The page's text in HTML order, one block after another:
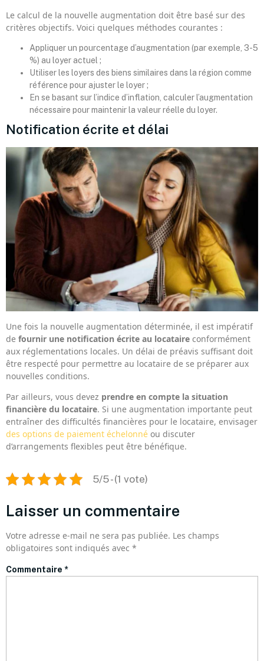
Le calcul de la nouvelle augmentation doit être basé sur des
critères objectifs. Voici quelques méthodes courantes :
Appliquer un pourcentage d’augmentation (par exemple, 3-5
%) au loyer actuel ;
Utiliser les loyers des biens similaires dans la région comme
référence pour ajuster le loyer ;
En se basant sur l’indice d’inflation, calculer l’augmentation
nécessaire pour maintenir la valeur réelle du loyer.
Notification écrite et délai
Une fois la nouvelle augmentation déterminée, il est impératif
de fournir une notification écrite au locataire conformément
aux réglementations locales. Un délai de préavis suffisant doit
être respecté pour permettre au locataire de se préparer aux
nouvelles conditions.
Par ailleurs, vous devez prendre en compte la situation
financière du locataire. Si une augmentation importante peut
entraîner des difficultés financières pour le locataire, envisager
des options de paiement échelonné ou discuter
d’arrangements flexibles peut être bénéfique.
5/5 - (1 vote)
Laisser un commentaire
Votre adresse e-mail ne sera pas publiée. Les champs
obligatoires sont indiqués avec *
Commentaire *